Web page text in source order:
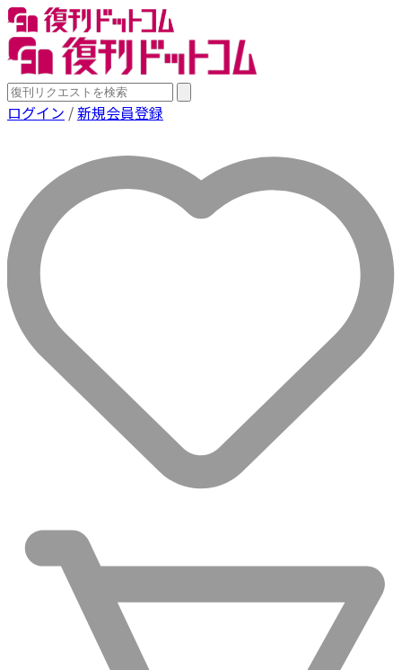
ログイン /新規会員登録